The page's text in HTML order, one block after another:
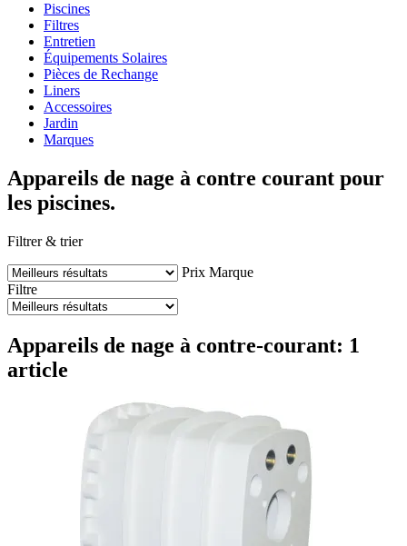
Piscines
Filtres
Entretien
Équipements Solaires
Pièces de Rechange
Liners
Accessoires
Jardin
Marques
Appareils de nage à contre courant pour
les piscines.
Filtrer & trier
Prix Marque
Filtre
Appareils de nage à contre-courant: 1
article